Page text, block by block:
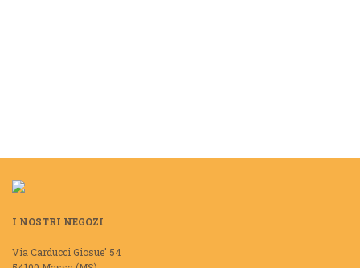
I NOSTRI NEGOZI
Via Carducci Giosue' 54